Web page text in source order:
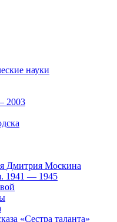
науки
2003
Дмитрия Москина
1941 — 1945
«Сестра таланта»